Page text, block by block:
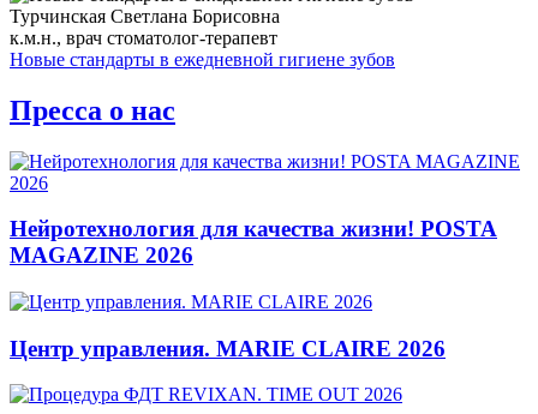
Турчинская Светлана Борисовна
к.м.н., врач стоматолог-терапевт
Новые стандарты в ежедневной гигиене зубов
Пресса о нас
Нейротехнология для качества жизни! POSTA
MAGAZINE 2026
Центр управления. MARIE CLAIRE 2026